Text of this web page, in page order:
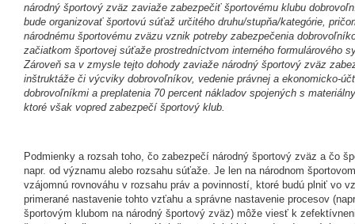
národný športový zväz zaviaže zabezpečiť športovému klubu
bude organizovať športovú súťaž určitého druhu/stupňa/kategórie,
národnému športovému zväzu vznik potreby zabezpečenia
začiatkom športovej súťaže prostredníctvom interného formulárového
Zároveň sa v zmysle tejto dohody zaviaže národný športový zväz
inštruktáže či výcviky dobrovoľníkov, vedenie právnej a ekonomicko-
dobrovoľníkmi a preplatenia 70 percent nákladov spojených s
ktoré však vopred zabezpečí športový klub.
Podmienky a rozsah toho, čo zabezpečí národný športový zväz a čo
napr. od významu alebo rozsahu súťaže. Je len na národnom
vzájomnú rovnováhu v rozsahu práv a povinností, ktoré budú plniť vo
primerané nastavenie tohto vzťahu a správne nastavenie procesov
športovým klubom na národný športový zväz) môže viesť k